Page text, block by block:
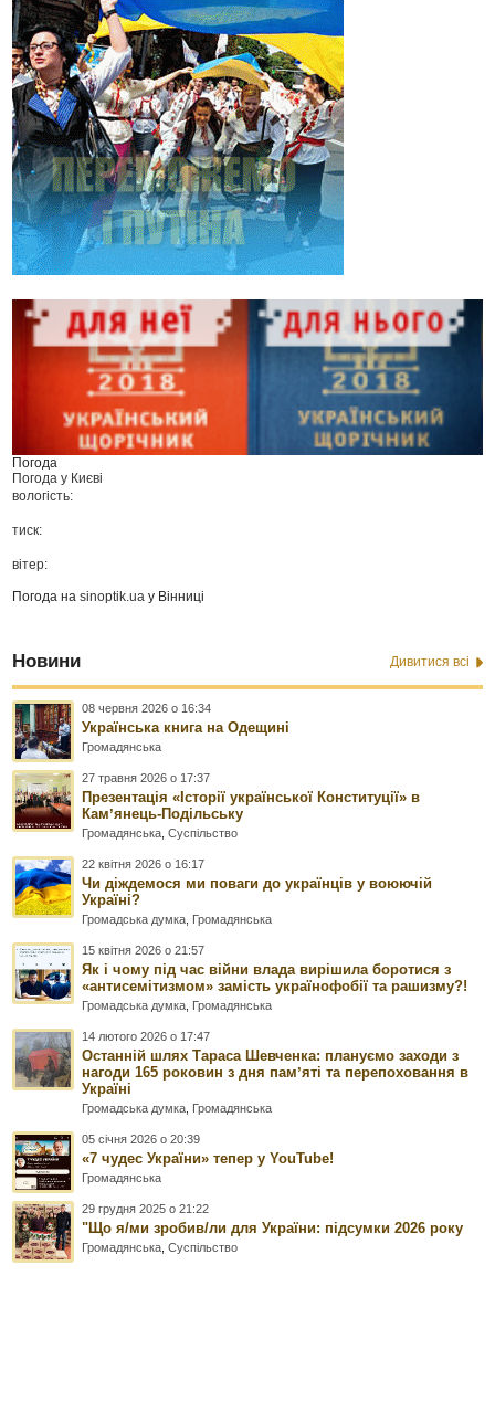
Погода
Погода у Києві
вологість:
тиск:
вітер:
Погода наsinoptik.ua у Вінниці
Новини Дивитися всі
08 червня 2026 о 16:34
Українська книга на Одещині
Громадянська
27 травня 2026 о 17:37
Презентація «Історії української Конституції» в
Камʼянець-Подільську
Громадянська ,Суспільство
22 квітня 2026 о 16:17
Чи діждемося ми поваги до українців у воюючій
Україні?
Громадська думка Громадянська
15 квітня 2026 о 21:57
Як і чому під час війни влада вирішила боротися з
«антисемітизмом» замість українофобії та рашизму?!
Громадська думка Громадянська
14 лютого 2026 о 17:47
Останній шлях Тараса Шевченка: плануємо заходи з
нагоди 165 роковин з дня памʼяті та перепоховання в
Україні
Громадська думка Громадянська
05 січня 2026 о 20:39
«7 чудес України» тепер у YouTube!
Громадянська
29 грудня 2025 о 21:22
"Що я/ми зробив/ли для України: підсумки 2026 року
Громадянська ,Суспільство